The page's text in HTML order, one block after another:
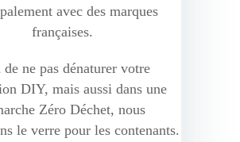
avec des marques
françaises.
ne pas dénaturer votre
DIY, mais aussi dans une
Zéro Déchet, nous
le verre pour les contenants.